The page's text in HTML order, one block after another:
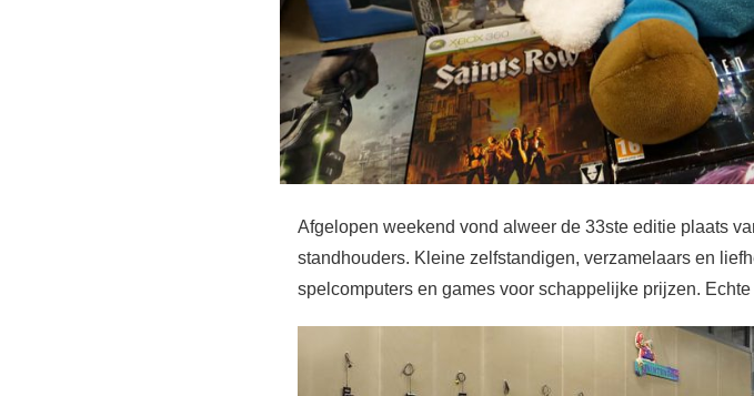
Afgelopen weekend vond alweer de 33ste editie plaats
standhouders. Kleine zelfstandigen, verzamelaars en
spelcomputers en games voor schappelijke prijzen.